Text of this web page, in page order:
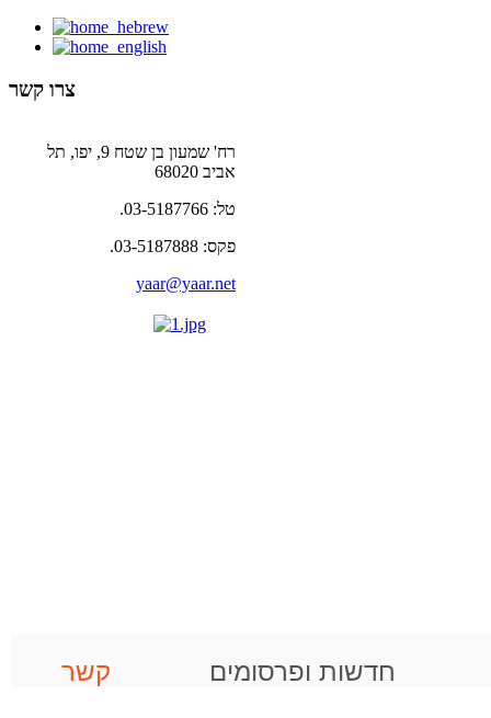
צרו קשר
רח' שמעון בן שטח 9, יפו, תל
אביב 68020
טל: 03-5187766.
פקס: 03-5187888.
yaar@yaar.net
קשר חדשות ופרסומים